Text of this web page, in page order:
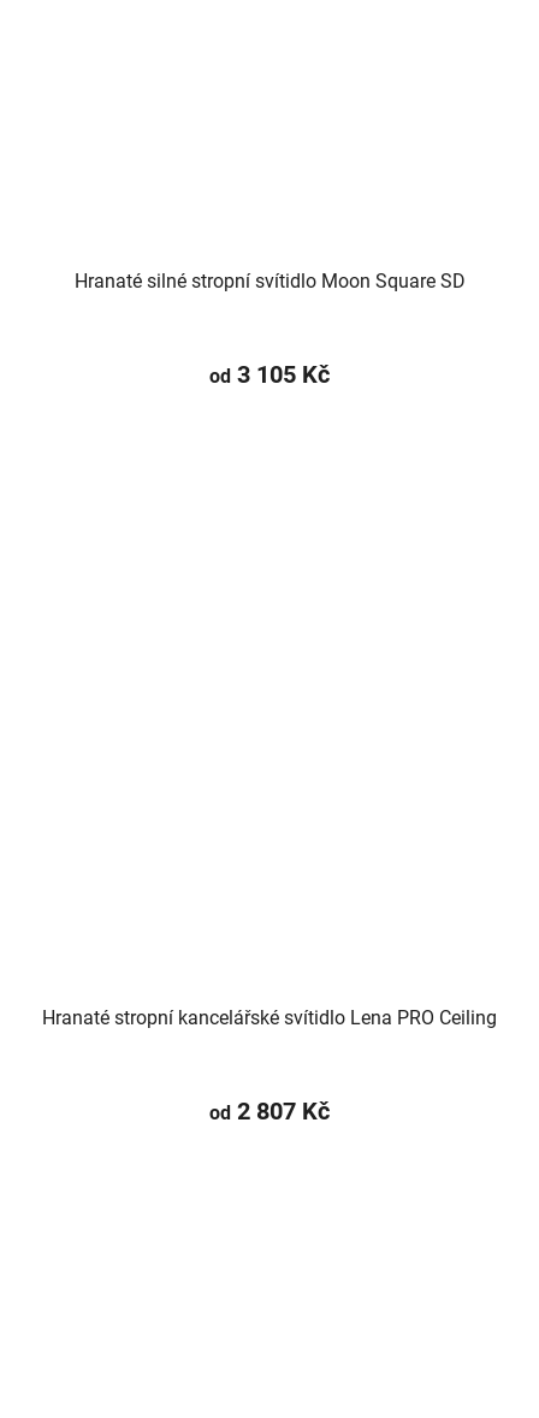
Hranaté silné stropní svítidlo Moon Square SD
od 3 105 Kč
Hranaté stropní kancelářské svítidlo Lena PRO Ceiling
od 2 807 Kč